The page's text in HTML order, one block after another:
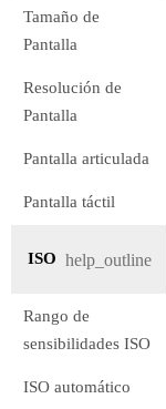
Tamaño de
Pantalla
Resolución de
Pantalla
Pantalla articulada
Pantalla táctil
ISO help_outline
Rango de
sensibilidades ISO
ISO automático